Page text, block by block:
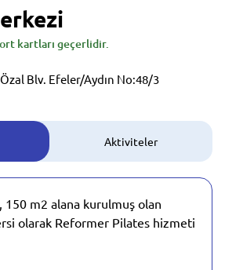
kartları geçerlidir.
Blv. Efeler/Aydın No:48/3
Aktiviteler
150 m2 alana kurulmuş olan
olarak Reformer Pilates hizmeti